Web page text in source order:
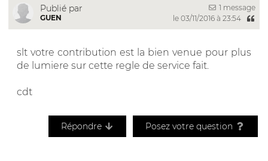
Publié par
GUEN
1 message
le 03/11/2016 à 23:54
slt votre contribution est la bien venue pour plus
de lumiere sur cette regle de service fait.
cdt
Répondre Posez votre question